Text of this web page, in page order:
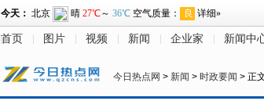
首页 图片 视频 新闻 企业家 新闻中
今日热点网 > 新闻 > 时政要闻 > 正